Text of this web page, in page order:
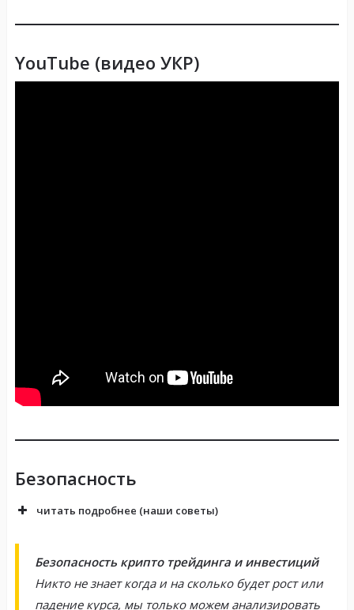
YouTube (видео УКР)
Безопасность
читать подробнее (наши советы)
Безопасность крипто трейдинга и инвестиций
Никто не знает когда и на сколько будет рост или
падение курса, мы только можем анализировать